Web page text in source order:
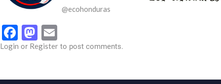
@ecohonduras
Facebook
Mastodon
Login or Register to post comments.